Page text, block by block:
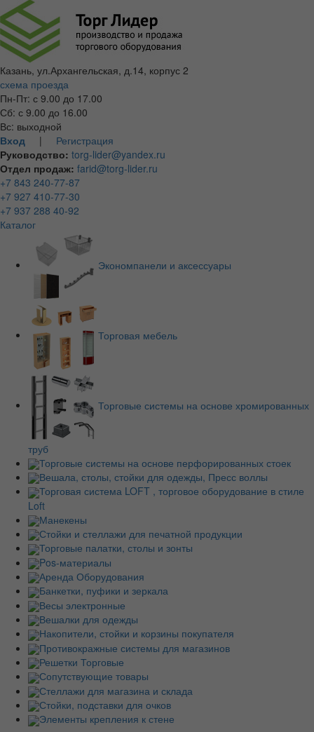
Казань, ул.Архангельская, д.14, корпус 2
схема проезда
Пн-Пт: с 9.00 до 17.00
Сб: с 9.00 до 16.00
Вс: выходной
Вход | Регистрация
Руководство: torg-lider@yandex.ru
Отдел продаж: farid@torg-lider.ru
+7 843 240-77-87
+7 927 410-77-30
+7 937 288 40-92
Каталог
Экономпанели и аксессуары
Торговая мебель
Торговые системы на основе хромированных
труб
Торговые системы на основе перфорированных стоек
Вешала, столы, стойки для одежды, Пресс воллы
Торговая система LOFT , торговое оборудование в стиле
Loft
Манекены
Стойки и стеллажи для печатной продукции
Торговые палатки, столы и зонты
Pos-материалы
Аренда Оборудования
Банкетки, пуфики и зеркала
Весы электронные
Вешалки для одежды
Накопители, стойки и корзины покупателя
Противокражные системы для магазинов
Решетки Торговые
Сопутствующие товары
Стеллажи для магазина и склада
Стойки, подставки для очков
Элементы крепления к стене